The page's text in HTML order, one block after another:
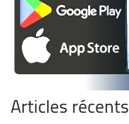
Articles récents